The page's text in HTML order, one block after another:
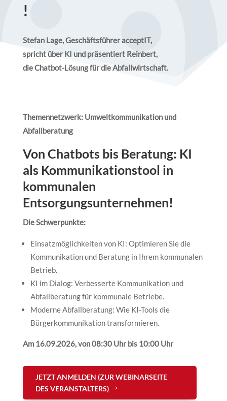
!
Stefan Lage, Geschäftsführer acceptIT,
spricht über KI und präsentiert Reinbert,
die Chatbot-Lösung für die Abfallwirtschaft.
Themennetzwerk: Umweltkommunikation und
Abfallberatung
Von Chatbots bis Beratung: KI
als Kommunikationstool in
kommunalen
Entsorgungsunternehmen!
Die Schwerpunkte:
Einsatzmöglichkeiten von KI: Optimieren Sie die
Kommunikation und Beratung in Ihrem kommunalen
Betrieb.
KI im Dialog: Verbesserte Kommunikation und
Abfallberatung für kommunale Betriebe.
Moderne Abfallberatung: Wie KI-Tools die
Bürgerkommunikation transformieren.
Am 16.09.2026, von 08:30 Uhr bis 10:00 Uhr
JETZT ANMELDEN (ZUR WEBINARSEITE
DES VERANSTALTERS)